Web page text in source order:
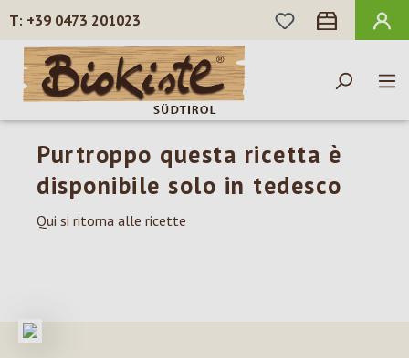
Passa al contenuto principale
+39 0473 201023
HAI 0 ARTICOLI
Purtroppo questa ricetta è
disponibile solo in tedesco
Qui si ritorna alle ricette